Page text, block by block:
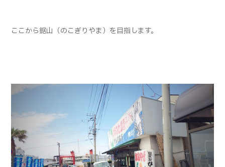
ここから鋸山（のこぎりやま）を目指します。